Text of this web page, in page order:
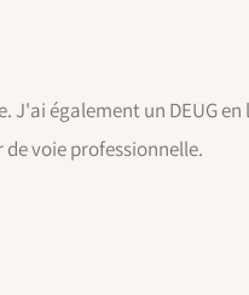
également un DEUG en
voie professionnelle.